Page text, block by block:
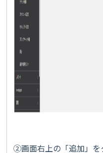
②画面右上の「追加」を